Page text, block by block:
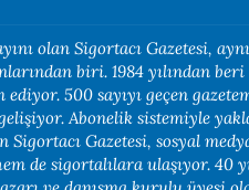
olan Sigortacı Gazetesi, aynı
biri. 1984 yılından beri
500 sayıyı geçen
Abonelik sistemiyle
Sigortacı Gazetesi, sosyal
de sigortalılara ulaşıyor. 40